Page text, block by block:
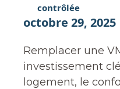
contrôlée
octobre 29, 2025
Remplacer une
investissement
logement, le